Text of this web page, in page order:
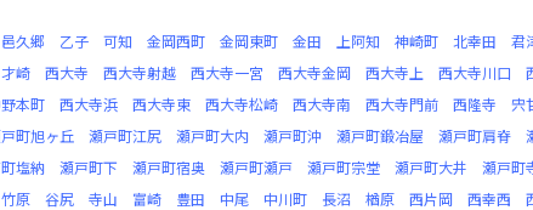
邑久郷 乙子 可知 金岡西町 金岡東町 金田 上阿知 神崎町 北幸田 君
才崎 西大寺 西大寺射越 西大寺一宮 西大寺金岡 西大寺上 西大寺川口
本町 西大寺浜 西大寺東 西大寺松崎 西大寺南 西大寺門前 西隆寺 宍
町旭ヶ丘 瀬戸町江尻 瀬戸町大内 瀬戸町沖 瀬戸町鍛冶屋 瀬戸町肩脊
塩納 瀬戸町下 瀬戸町宿奥 瀬戸町瀬戸 瀬戸町宗堂 瀬戸町大井 瀬戸町
竹原 谷尻 寺山 富崎 豊田 中尾 中川町 長沼 楢原 西片岡 西幸西